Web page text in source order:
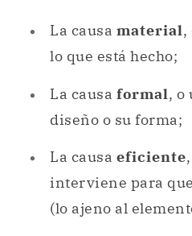
La causa material,
lo que está hecho;
La causa formal, o
diseño o su forma;
La causa eficiente
interviene para
(lo ajeno al